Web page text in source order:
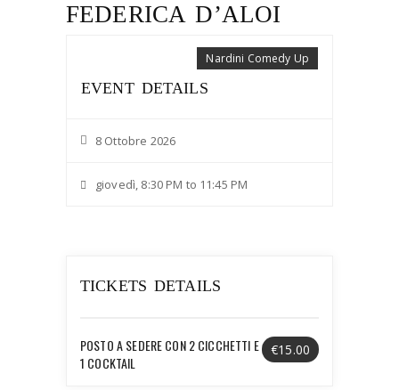
FEDERICA D’ALOI
Nardini Comedy Up
EVENT DETAILS
8 Ottobre 2026
giovedì, 8:30 PM to 11:45 PM
TICKETS DETAILS
€15.00
POSTO A SEDERE CON 2 CICCHETTI E
1 COCKTAIL